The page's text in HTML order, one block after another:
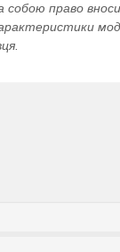
собою право